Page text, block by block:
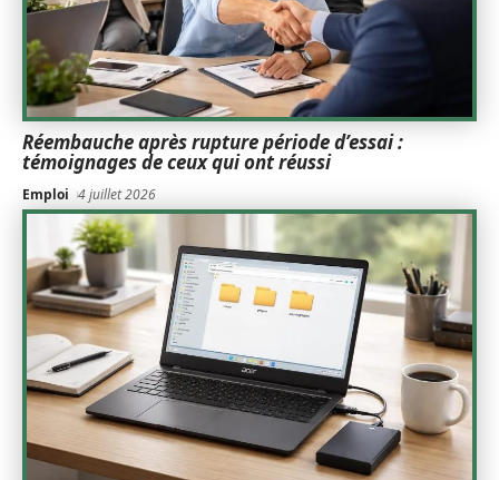
Réembauche après rupture période d’essai :
témoignages de ceux qui ont réussi
Emploi 4 juillet 2026